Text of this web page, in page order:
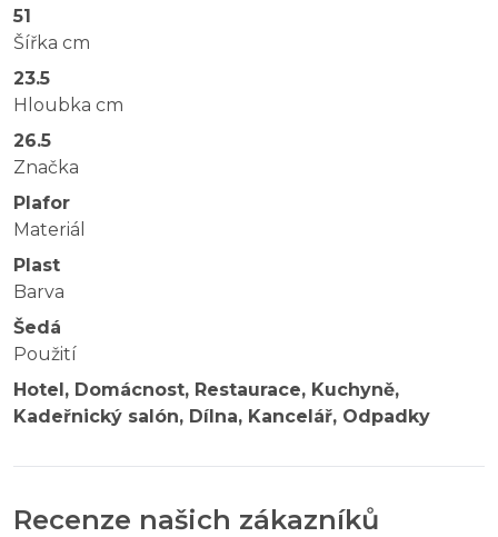
51
Šířka cm
23.5
Hloubka cm
26.5
Značka
Plafor
Materiál
Plast
Barva
Šedá
Použití
Hotel, Domácnost, Restaurace, Kuchyně,
Kadeřnický salón, Dílna, Kancelář, Odpadky
Recenze našich zákazníků